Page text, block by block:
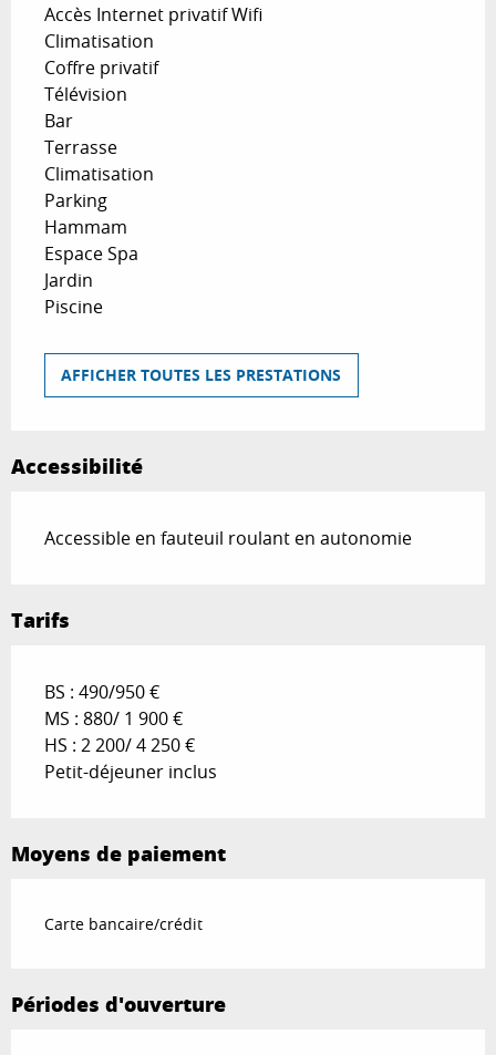
Accès Internet privatif Wifi
Climatisation
Coffre privatif
Télévision
Bar
Terrasse
Climatisation
Parking
Hammam
Espace Spa
Jardin
Piscine
AFFICHER TOUTES LES PRESTATIONS
Accessibilité
Accessible en fauteuil roulant en autonomie
Tarifs
BS : 490/950 €
MS : 880/ 1 900 €
HS : 2 200/ 4 250 €
Petit-déjeuner inclus
Moyens de paiement
Carte bancaire/crédit
Périodes d'ouverture